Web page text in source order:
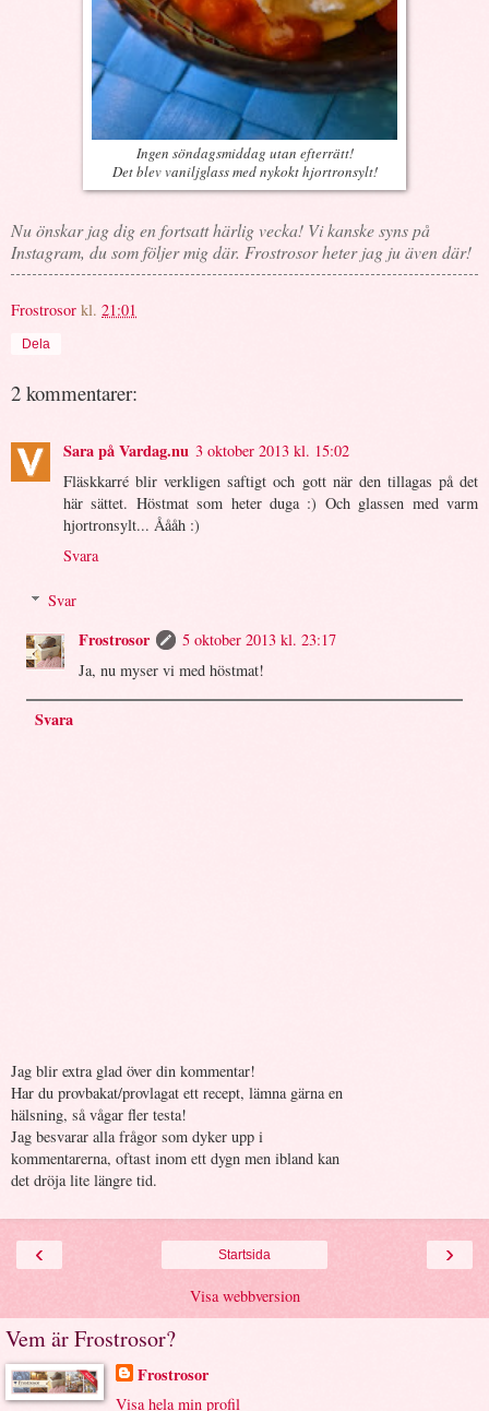
Ingen söndagsmiddag utan efterrätt!
Det blev vaniljglass med nykokt hjortronsylt!
Nu önskar jag dig en fortsatt härlig vecka! Vi kanske syns på
Instagram, du som följer mig där. Frostrosor heter jag ju även där!
Frostrosor kl. 21:01
Dela
2 kommentarer:
Sara på Vardag.nu 3 oktober 2013 kl. 15:02
Fläskkarré blir verkligen saftigt och gott när den tillagas på det
här sättet. Höstmat som heter duga :) Och glassen med varm
hjortronsylt... Åååh :)
Svara
Svar
Frostrosor
5 oktober 2013 kl. 23:17
Ja, nu myser vi med höstmat!
Svara
Jag blir extra glad över din kommentar!
Har du provbakat/provlagat ett recept, lämna gärna en
hälsning, så vågar fler testa!
Jag besvarar alla frågor som dyker upp i
kommentarerna, oftast inom ett dygn men ibland kan
det dröja lite längre tid.
‹ ›
Startsida
Visa webbversion
Vem är Frostrosor?
Frostrosor
Visa hela min profil